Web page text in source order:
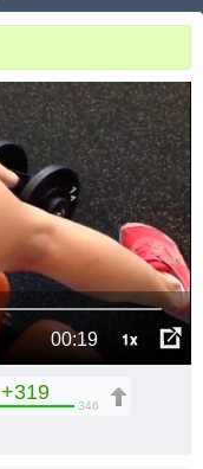
00:19 1x
+319
346